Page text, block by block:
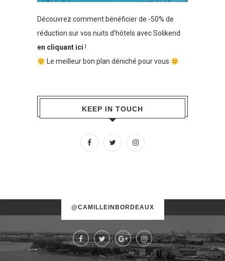
Découvrez comment bénéficier de -50% de
réduction sur vos nuits d’hôtels avec Solikend
en cliquant ici !
Le meilleur bon plan déniché pour vous
KEEP IN TOUCH
@CAMILLEINBORDEAUX
Try some other hashtag or username